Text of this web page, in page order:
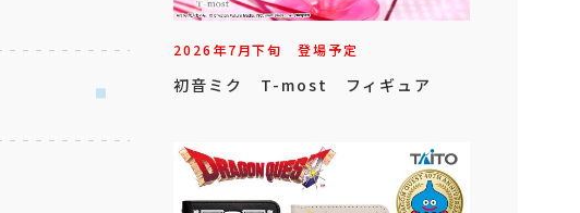
2026年7月下旬 登場予定
初音ミク T-most フィギュア